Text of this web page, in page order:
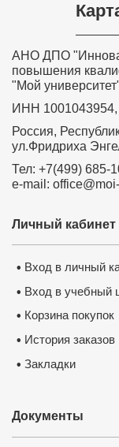
АНО ДПО
повышения
"Мой
ИНН
Россия,
ул.Фридриха
Тел: +7(499) 685-
e-mail:
Личный кабинет
• Вход в личный
• Вход в учебный
• Корзина покупок
• История заказов
• Закладки
Документы